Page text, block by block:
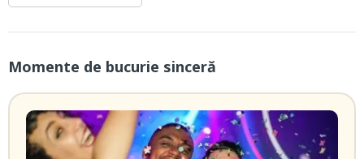
Momente de bucurie sinceră